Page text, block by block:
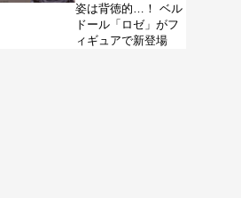
姿は背徳的…！ ベル
ドール「ロゼ」がフ
ィギュアで新登場